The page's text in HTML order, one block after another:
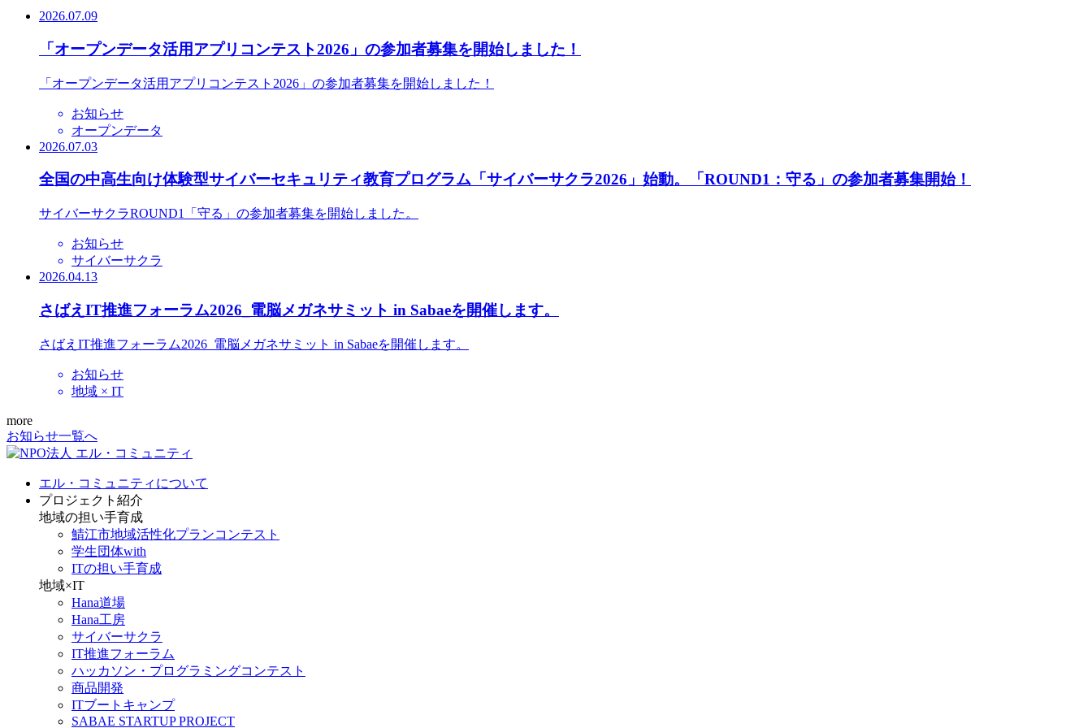
2026.07.09
「オープンデータ活用アプリコンテスト2026」の参加者募集を開始しました！
「オープンデータ活用アプリコンテスト2026」の参加者募集を開始しました！
お知らせ
オープンデータ
2026.07.03
全国の中高生向け体験型サイバーセキュリティ教育プログラム「サイバーサクラ2026」始動。「ROUND1：守る」の参加者募集開始！
サイバーサクラROUND1「守る」の参加者募集を開始しました。
お知らせ
サイバーサクラ
2026.04.13
さばえIT推進フォーラム2026_電脳メガネサミット in Sabaeを開催します。
さばえIT推進フォーラム2026_電脳メガネサミット in Sabaeを開催します。
お知らせ
地域 × IT
more
お知らせ一覧へ
エル・コミュニティについて
プロジェクト紹介
地域の担い手育成
鯖江市地域活性化プランコンテスト
学生団体with
ITの担い手育成
地域×IT
Hana道場
Hana工房
サイバーサクラ
IT推進フォーラム
ハッカソン・プログラミングコンテスト
商品開発
ITブートキャンプ
SABAE STARTUP PROJECT